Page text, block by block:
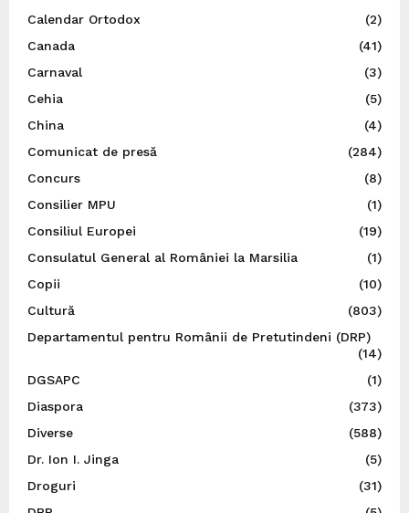
Calendar Ortodox
(2)
Canada
(41)
Carnaval
(3)
Cehia
(5)
China
(4)
Comunicat de presă
(284)
Concurs
(8)
Consilier MPU
(1)
Consiliul Europei
(19)
Consulatul General al României la Marsilia
(1)
Copii
(10)
Cultură
(803)
Departamentul pentru Românii de Pretutindeni (DRP)
(14)
DGSAPC
(1)
Diaspora
(373)
Diverse
(588)
Dr. Ion I. Jinga
(5)
Droguri
(31)